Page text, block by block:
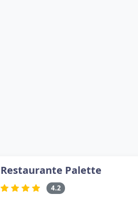
Restaurante Palette
4.2